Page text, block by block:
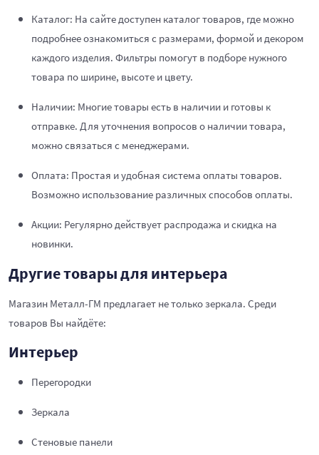
Каталог: На сайте доступен каталог товаров, где можно
подробнее ознакомиться с размерами, формой и декором
каждого изделия. Фильтры помогут в подборе нужного
товара по ширине, высоте и цвету.
Наличии: Многие товары есть в наличии и готовы к
отправке. Для уточнения вопросов о наличии товара,
можно связаться с менеджерами.
Оплата: Простая и удобная система оплаты товаров.
Возможно использование различных способов оплаты.
Акции: Регулярно действует распродажа и скидка на
новинки.
Другие товары для интерьера
Магазин Металл-ГМ предлагает не только зеркала. Среди
товаров Вы найдёте:
Интерьер
Перегородки
Зеркала
Стеновые панели